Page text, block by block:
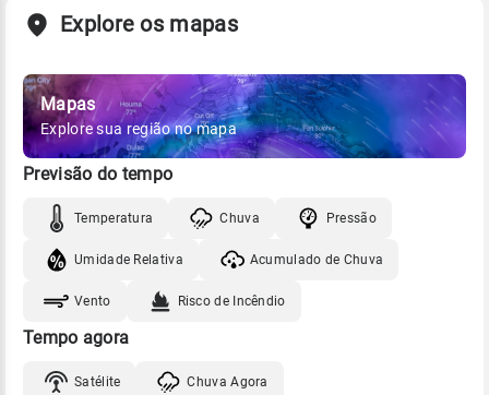
Explore os mapas
Mapas
Explore sua região no mapa
Previsão do tempo
Temperatura Chuva Pressão
Umidade Relativa Acumulado de Chuva
Vento Risco de Incêndio
Tempo agora
Satélite Chuva Agora